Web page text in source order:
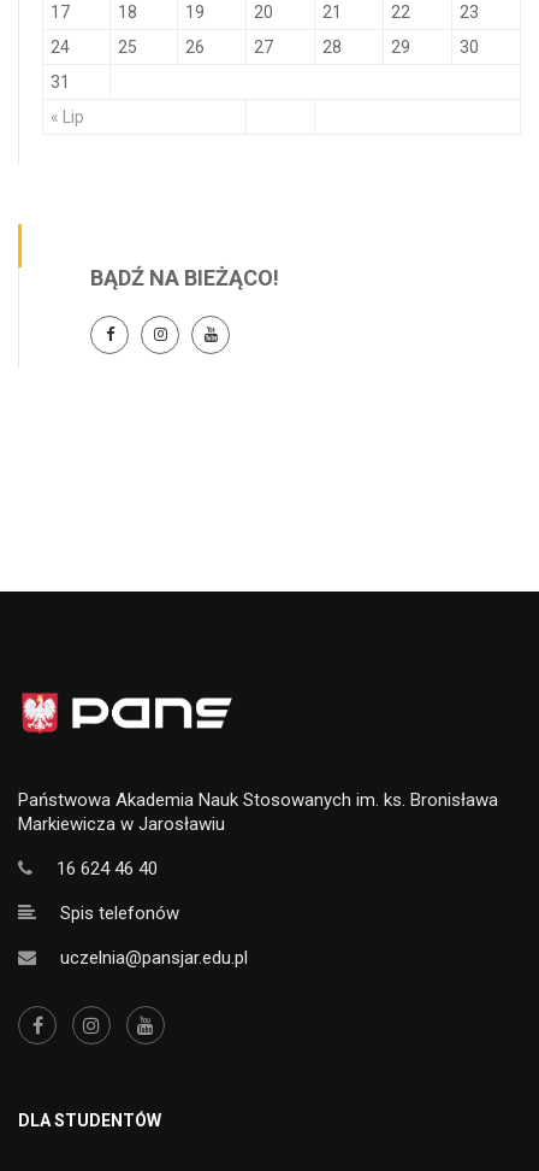
« Lip
17
18 19 20 21 22
23
24
25 26 27 28 29
30
31
BĄDŹ NA BIEŻĄCO!
Państwowa Akademia Nauk Stosowanych im. ks. Bronisława
Markiewicza w Jarosławiu
16 624 46 40
Spis telefonów
uczelnia@pansjar.edu.pl
DLA STUDENTÓW